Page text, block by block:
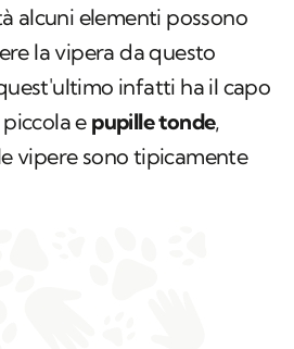
alcuni elementi possono
la vipera da questo
infatti ha il capo
e pupille tonde,
vipere sono tipicamente